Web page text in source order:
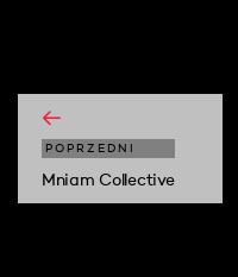
POPRZEDNI
Mniam Collective